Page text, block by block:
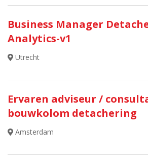
Business Manager
Analytics-v1
Utrecht
Ervaren adviseur /
bouwkolom detachering
Amsterdam